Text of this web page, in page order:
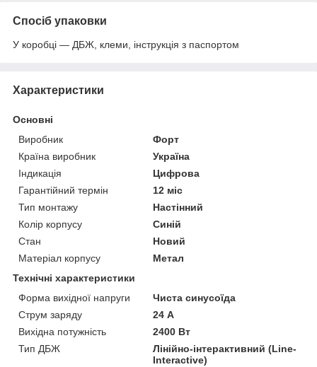
Спосіб упаковки
У коробці — ДБЖ, клеми, інструкція з паспортом
Характеристики
Основні
Виробник
Форт
Країна виробник
Україна
Індикація
Цифрова
Гарантійний термін
12 міс
Тип монтажу
Настінний
Колір корпусу
Синій
Стан
Новий
Матеріал корпусу
Метал
Технічні характеристики
Форма вихідної напруги
Чиста синусоїда
Струм заряду
24 А
Вихідна потужність
2400 Вт
Тип ДБЖ
Лінійно-інтерактивний (Line-
Interactive)